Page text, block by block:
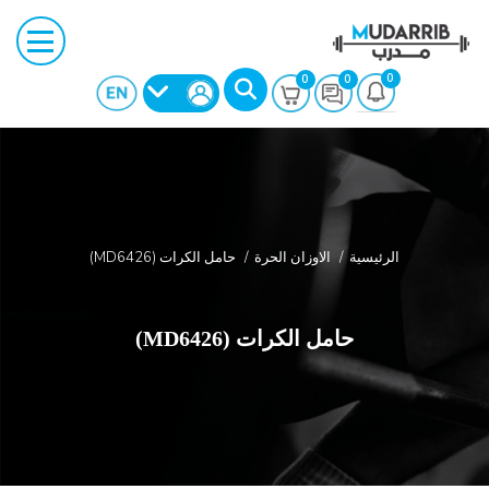
0
0
0
الرئيسية الاوزان الحرة حامل الكرات (MD6426)
حامل الكرات (MD6426)